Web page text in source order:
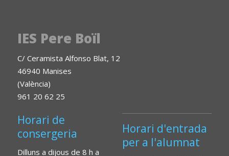
IES Pere Boïl
C/ Ceramista Alfonso Blat, 12
46940 Manises
(València)
961 20 62 25
Horari de
consergeria
Dilluns a dijous de 8 h a
Horari d'entrada
per a l'alumnat